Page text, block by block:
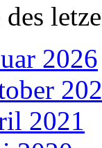
2026
2021